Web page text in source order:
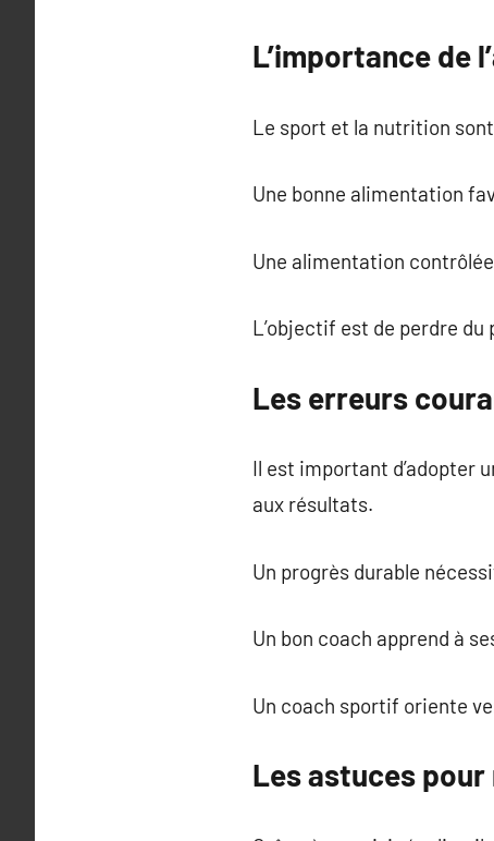
L’importance de
Le sport et la nutrition
Une bonne alimentation
Une alimentation
L’objectif est de perdre
Les erreurs
Il est important d’adopter
aux résultats.
Un progrès durable
Un bon coach apprend à
Un coach sportif oriente
Les astuces